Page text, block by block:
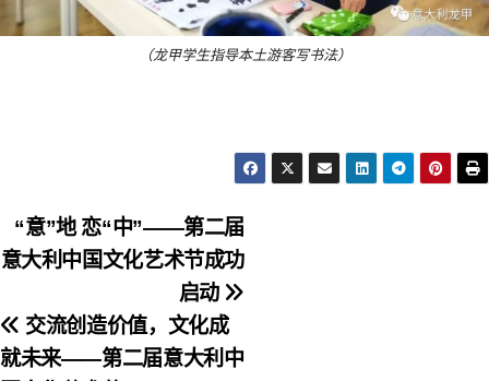
（龙甲学生指导本土游客写书法）
文
章
导
航
“意”地 恋“中”——第二届
意大利中国文化艺术节成功
启动
交流创造价值，文化成
就未来——第二届意大利中